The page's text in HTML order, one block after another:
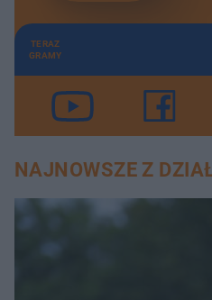
TERAZ
GRAMY
NAJNOWSZE Z